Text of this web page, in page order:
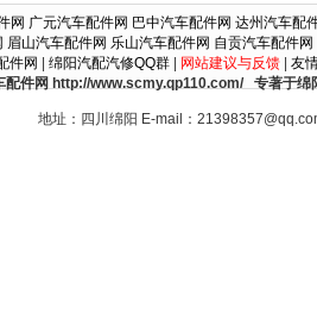
网 广元汽车配件网 巴中汽车配件网 达州汽车配
眉山汽车配件网 乐山汽车配件网 自贡汽车配件网
件网
绵阳汽配汽修QQ群| 网站建议与反馈| 友
配件网 http://www.scmy.qp110.com/ 专著于绵
地址：四川绵阳 E-mail：